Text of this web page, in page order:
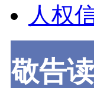
人权
敬告